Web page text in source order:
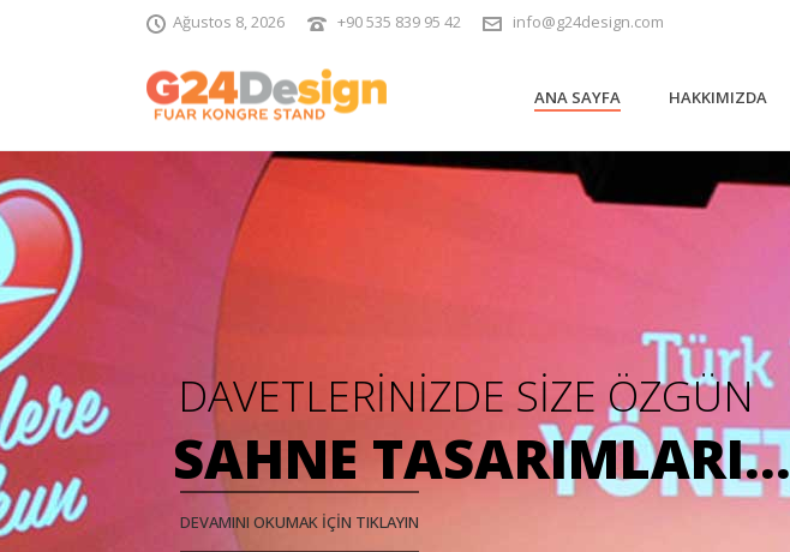
Ağustos 8, 2026 +90 535 839 95 42 info@g24design.com
ANA SAYFA HAKKIMIZDA
SAHNE TASARIMLARI...
DAVETLERİNİZDE SİZE ÖZGÜN
DEVAMINI OKUMAK İÇİN TIKLAYIN